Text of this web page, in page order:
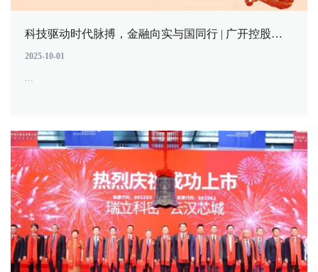
科技驱动时代脉搏，金融向实与国同行 | 广开控股庆祝中华人民共和国成立76周年
2025-10-01
...